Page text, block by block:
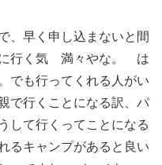
、早く申し込まないと間
に行く気 満々やな。 は
でも行ってくれる人がい
で行くことになる訳、パ
して行くってことになる
るキャンプがあると良い